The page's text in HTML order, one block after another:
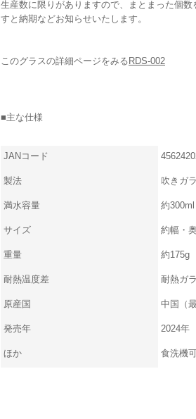
生産数に限りがありますので、まとまった個
すと納期などお知らせいたします。
このグラスの詳細ページをみる RDS-002
■主な仕様
JANコード
製法 吹きガ
満水容量 約300ml
サイズ 約幅・
重量 約175g
耐熱温度差 耐熱ガ
原産国 中国（
発売年 2024年
ほか 食洗機